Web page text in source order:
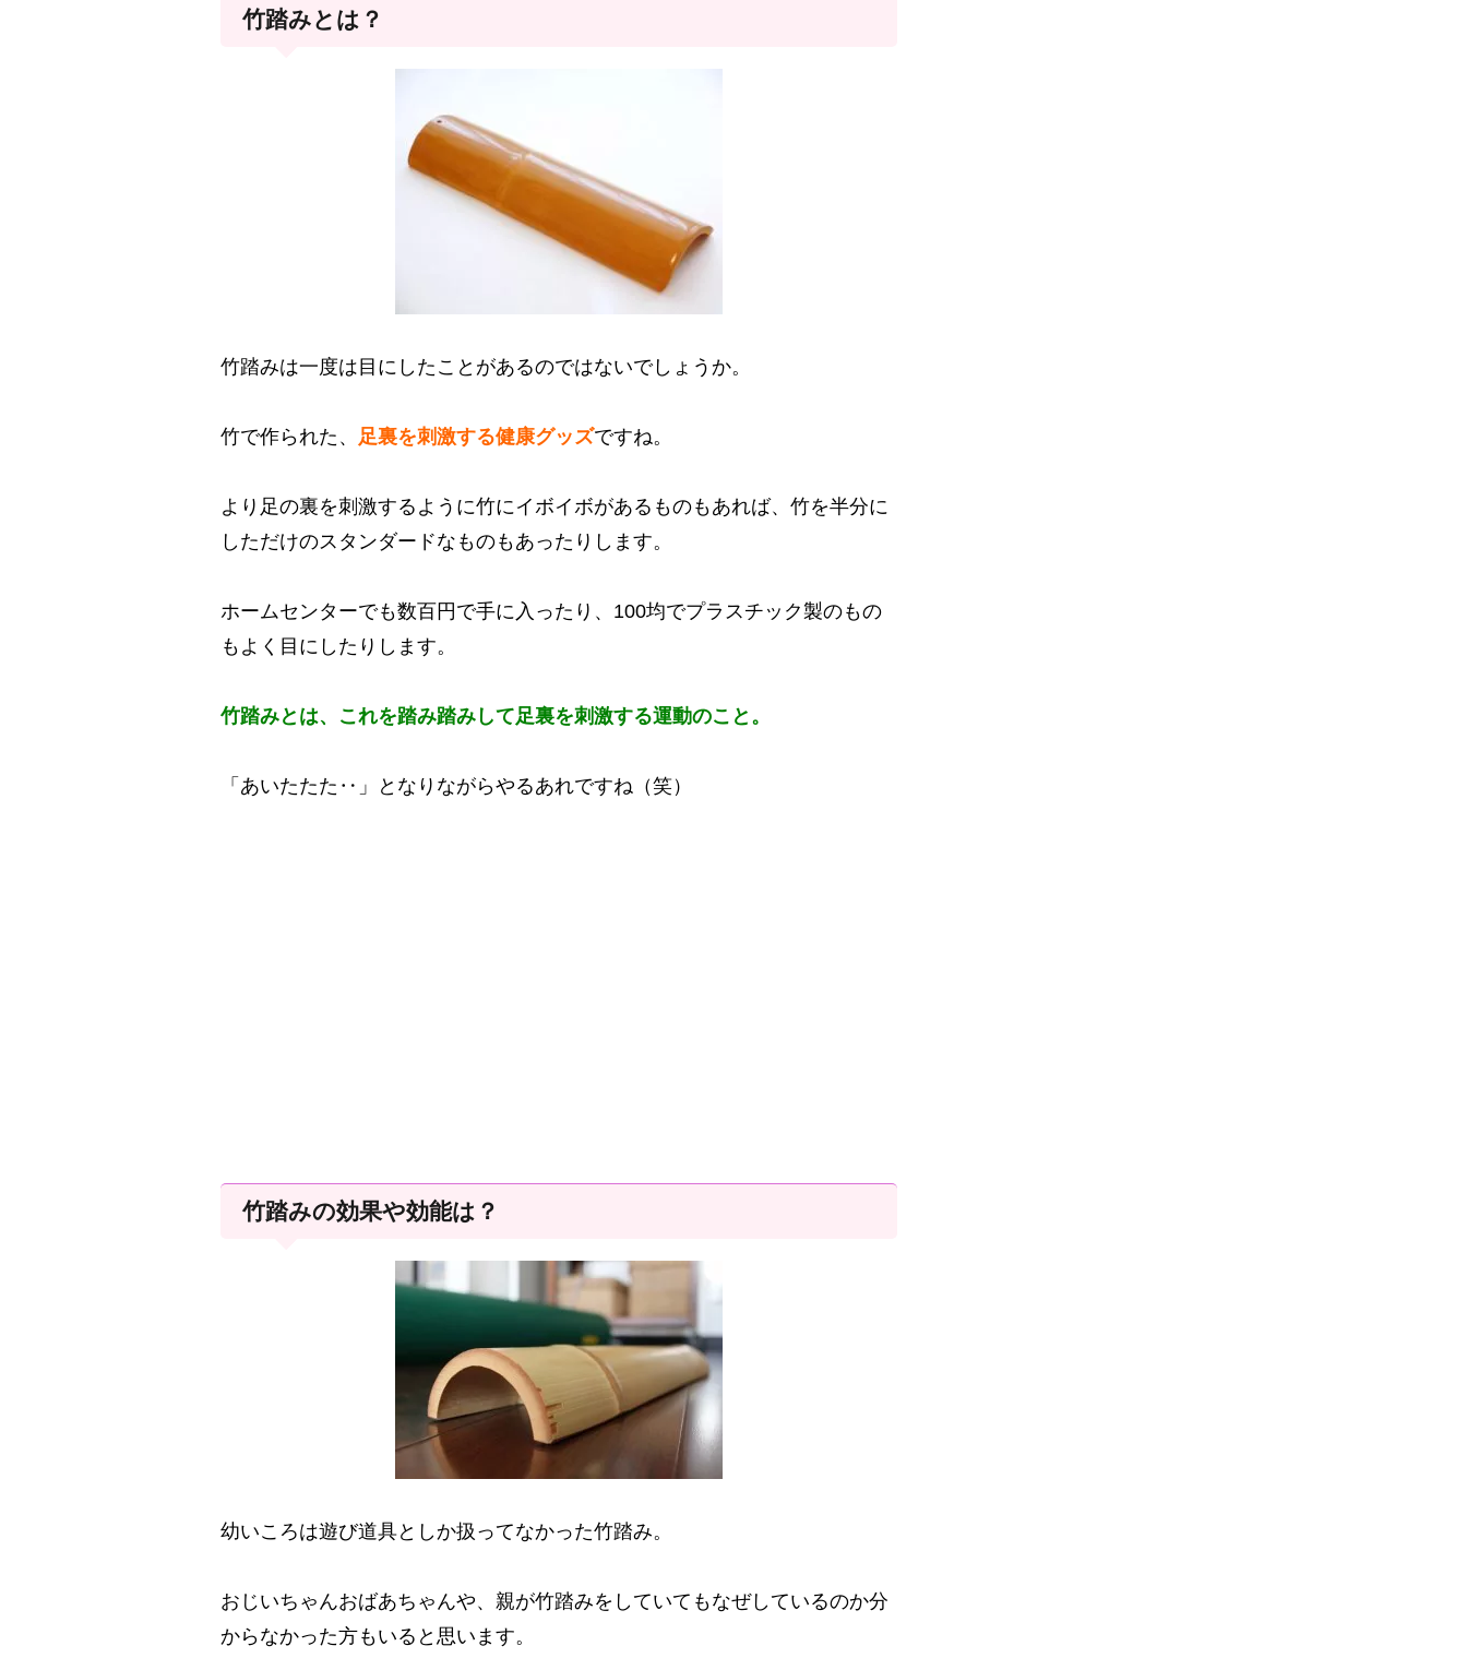
竹踏みとは？
竹踏みは一度は目にしたことがあるのではないでしょうか。
竹で作られた、 足裏を刺激する健康グッズですね。
より足の裏を刺激するように竹にイボイボがあるものもあれば、竹を半分に
しただけのスタンダードなものもあったりします。
ホームセンターでも数百円で手に入ったり、100均でプラスチック製のもの
もよく目にしたりします。
竹踏みとは、これを踏み踏みして足裏を刺激する運動のこと。
「あいたたた‥」となりながらやるあれですね（笑）
竹踏みの効果や効能は？
幼いころは遊び道具としか扱ってなかった竹踏み。
おじいちゃんおばあちゃんや、親が竹踏みをしていてもなぜしているのか分
からなかった方もいると思います。